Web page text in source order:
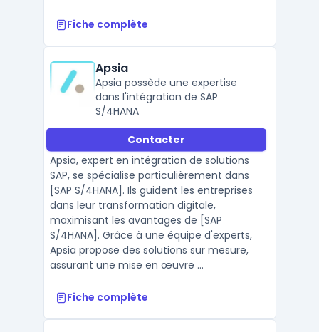
Fiche complète
Apsia
Apsia possède une expertise
dans l'intégration de SAP
S/4HANA
Contacter
Apsia, expert en intégration de solutions
SAP, se spécialise particulièrement dans
[SAP S/4HANA]. Ils guident les entreprises
dans leur transformation digitale,
maximisant les avantages de [SAP
S/4HANA]. Grâce à une équipe d'experts,
Apsia propose des solutions sur mesure,
assurant une mise en œuvre ...
Fiche complète